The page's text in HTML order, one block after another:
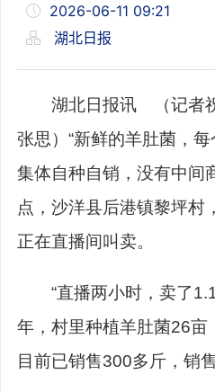
2026-06-11 09:21
湖北日报
湖北日报讯 （记者
张思）“新鲜的羊肚菌，
集体自种自销，没有中
点，沙洋县后港镇黎坪村
正在直播间叫卖。
“直播两小时，卖了
年，村里种植羊肚菌26亩
目前已销售300多斤，销